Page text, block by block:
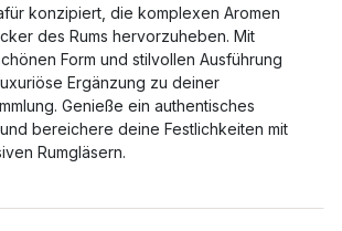
konzipiert, die komplexen Aromen
des Rums hervorzuheben. Mit
Form und stilvollen Ausführung
Ergänzung zu deiner
Genieße ein authentisches
bereichere deine Festlichkeiten mit
Rumgläsern.